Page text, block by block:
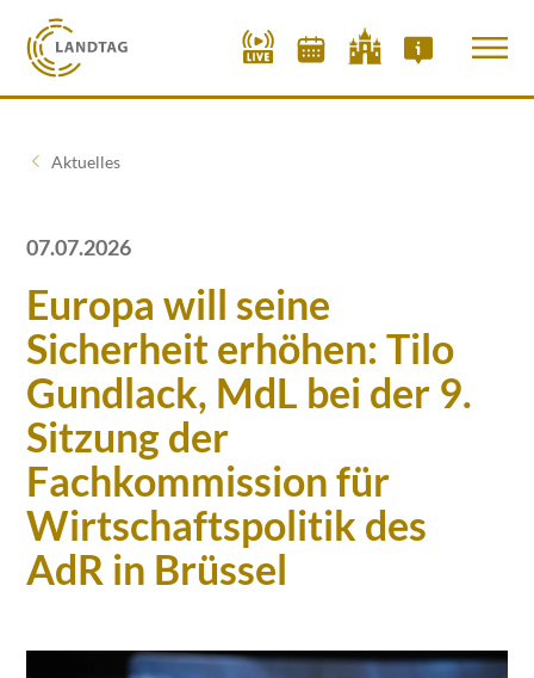
Aktuelles
07.07.2026
Europa will seine
Sicherheit erhöhen: Tilo
Gundlack, MdL bei der 9.
Sitzung der
Fachkommission für
Wirtschaftspolitik des
AdR in Brüssel